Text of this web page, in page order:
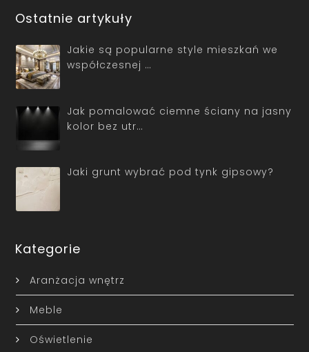
Ostatnie artykuły
Jakie są popularne style mieszkań we
współczesnej …
Jak pomalować ciemne ściany na jasny
kolor bez utr…
Jaki grunt wybrać pod tynk gipsowy?
Kategorie
Aranżacja wnętrz
Meble
Oświetlenie